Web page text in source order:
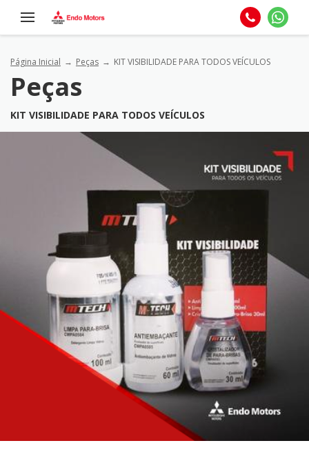
Página Inicial Peças KIT VISIBILIDADE PARA TODOS VEÍCULOS
Peças
KIT VISIBILIDADE PARA TODOS VEÍCULOS